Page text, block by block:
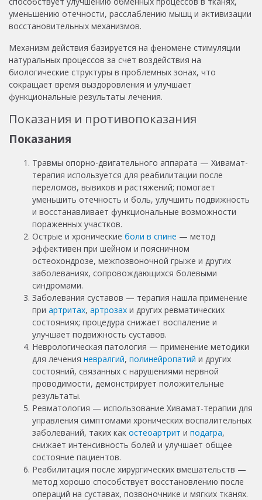
уменьшению отечности, расслаблению мышц и активизации
восстановительных механизмов.
Механизм действия базируется на феномене стимуляции
натуральных процессов за счет воздействия на
биологические структуры в проблемных зонах, что
сокращает время выздоровления и улучшает
функциональные результаты лечения.
Показания и противопоказания
Показания
Травмы опорно-двигательного аппарата — Хивамат-
терапия используется для реабилитации после
переломов, вывихов и растяжений; помогает
уменьшить отечность и боль, улучшить подвижность
и восстанавливает функциональные возможности
пораженных участков.
Острые и хронические боли в спине — метод
эффективен при шейном и поясничном
остеохондрозе, межпозвоночной грыже и других
заболеваниях, сопровождающихся болевыми
синдромами.
Заболевания суставов — терапия нашла применение
при артритах, артрозах и других ревматических
состояниях; процедура снижает воспаление и
улучшает подвижность суставов.
Неврологическая патология — применение методики
для лечения невралгий, полинейропатий и других
состояний, связанных с нарушениями нервной
проводимости, демонстрирует положительные
результаты.
Ревматология — использование Хивамат-терапии для
управления симптомами хронических воспалительных
заболеваний, таких как остеоартрит и подагра,
снижает интенсивность болей и улучшает общее
состояние пациентов.
Реабилитация после хирургических вмешательств —
метод хорошо способствует восстановлению после
операций на суставах, позвоночнике и мягких тканях.